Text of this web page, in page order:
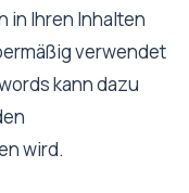
in Ihren Inhalten
verwendet
kann dazu
wird.